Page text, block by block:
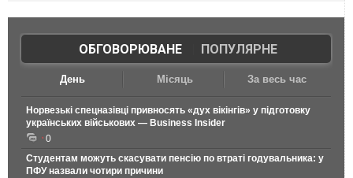
ОБГОВОРЮВАНЕ| ПОПУЛЯРНЕ
День Місяць За весь час
Норвезькі спецназівці привносять «дух вікінгів» у підготовку
українських військових — Business Insider
0
Студентам можуть скасувати пенсію по втраті годувальника: у
ПФУ назвали чотири причини